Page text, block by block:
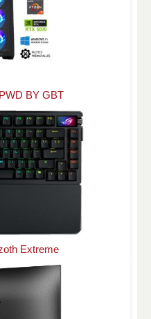
BY GBT
Extreme